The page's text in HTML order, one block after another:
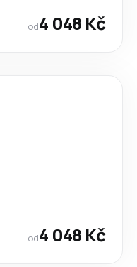
od4 048 Kč
od4 048 Kč